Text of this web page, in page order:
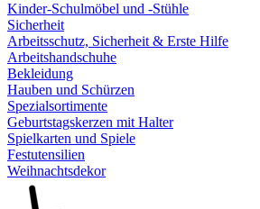
Kinder-Schulmöbel und -Stühle
Sicherheit
Arbeitsschutz, Sicherheit & Erste Hilfe
Arbeitshandschuhe
Bekleidung
Hauben und Schürzen
Spezialsortimente
Geburtstagskerzen mit Halter
Spielkarten und Spiele
Festutensilien
Weihnachtsdekor